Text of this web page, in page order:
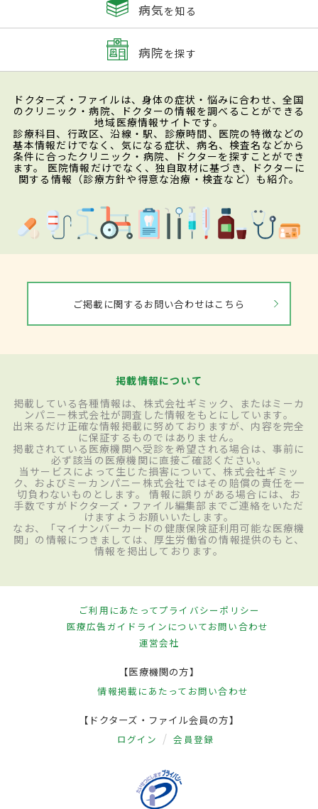
病気を知る
病院を探す
ドクターズ・ファイルは、身体の症状・悩みに合わせ、全国
のクリニック・病院、ドクターの情報を調べることができる
地域医療情報サイトです。
診療科目、行政区、沿線・駅、診療時間、医院の特徴などの
基本情報だけでなく、気になる症状、病名、検査名などから
条件に合ったクリニック・病院、ドクターを探すことができ
ます。 医院情報だけでなく、独自取材に基づき、ドクターに
関する情報（診療方針や得意な治療・検査など）も紹介。
ご掲載に関するお問い合わせはこちら
掲載情報について
掲載している各種情報は、株式会社ギミック、またはミーカ
ンパニー株式会社が調査した情報をもとにしています。
出来るだけ正確な情報掲載に努めておりますが、内容を完全
に保証するものではありません。
掲載されている医療機関へ受診を希望される場合は、事前に
必ず該当の医療機関に直接ご確認ください。
当サービスによって生じた損害について、株式会社ギミッ
ク、およびミーカンパニー株式会社ではその賠償の責任を一
切負わないものとします。 情報に誤りがある場合には、お
手数ですがドクターズ・ファイル編集部までご連絡をいただ
けますようお願いいたします。
なお、「マイナンバーカードの健康保険証利用可能な医療機
関」の情報につきましては、厚生労働省の情報提供のもと、
情報を掲出しております。
ご利用にあたってプライバシーポリシー
医療広告ガイドラインについてお問い合わせ
運営会社
【医療機関の方】
情報掲載にあたって お問い合わせ
【ドクターズ・ファイル会員の方】
ログイン 会員登録